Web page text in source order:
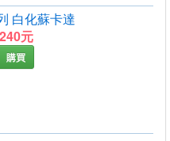
白化蘇卡達
240元
購買